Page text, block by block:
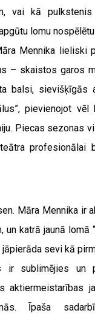
vai kā
lomu
Mennika lieliski
– skaistos garos
balsi,
pievienojot vēl
Piecas sezonas
profesionālai
Māra Mennika ir
un katrā jaunā lomā
jāpierāda sevi kā
ir sublimējies un
aktiermeistarības
Īpaša